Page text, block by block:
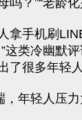
？”“老龄
手机刷
这类冷幽默
很多年轻
年轻人压